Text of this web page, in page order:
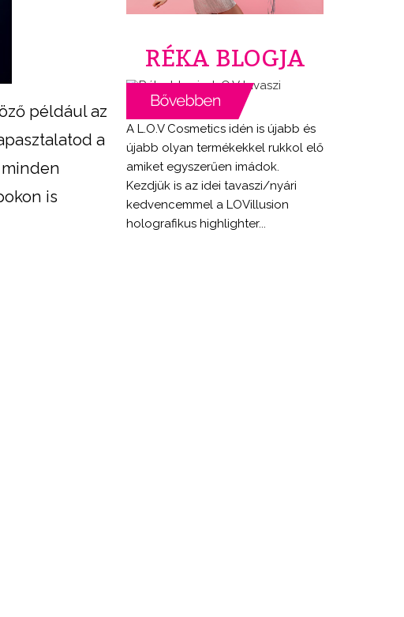
például az
a
is
RÉKA BLOGJA
A L.O.V Cosmetics idén is újabb és
újabb olyan termékekkel rukkol elő
amiket egyszerűen imádok.
Kezdjük is az idei tavaszi/nyári
kedvencemmel a LOVillusion
holografikus highlighter...